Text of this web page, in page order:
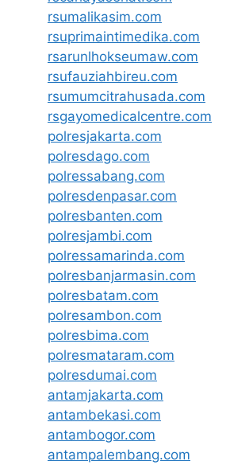
rsumalikasim.com
rsuprimaintimedika.com
rsarunlhokseumaw.com
rsufauziahbireu.com
rsumumcitrahusada.com
rsgayomedicalcentre.com
polresjakarta.com
polresdago.com
polressabang.com
polresdenpasar.com
polresbanten.com
polresjambi.com
polressamarinda.com
polresbanjarmasin.com
polresbatam.com
polresambon.com
polresbima.com
polresmataram.com
polresdumai.com
antamjakarta.com
antambekasi.com
antambogor.com
antampalembang.com